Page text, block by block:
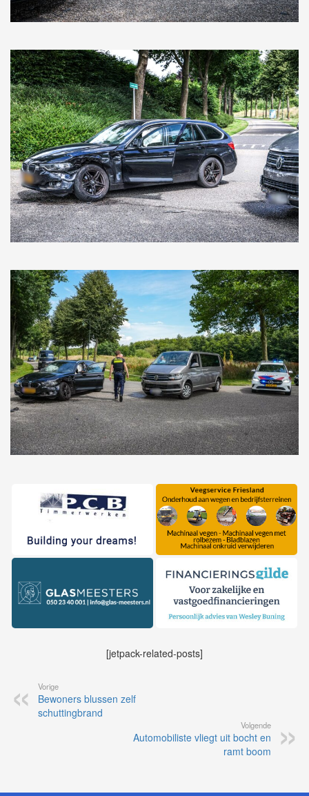
[jetpack-related-posts]
Vorige
Bewoners blussen zelf
schuttingbrand
Volgende
Automobiliste vliegt uit bocht en
ramt boom